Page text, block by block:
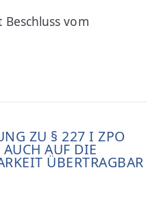
Beschluss vom
ZU § 227 I ZPO
AUF DIE
ÜBERTRAGBAR